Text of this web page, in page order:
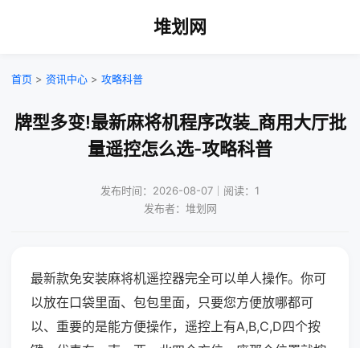
堆划网
首页 > 资讯中心 > 攻略科普
牌型多变!最新麻将机程序改装_商用大厅批
量遥控怎么选-攻略科普
发布时间：2026-08-07｜阅读：1
发布者：堆划网
最新款免安装麻将机遥控器完全可以单人操作。你可
以放在口袋里面、包包里面，只要您方便放哪都可
以、重要的是能方便操作，遥控上有A,B,C,D四个按